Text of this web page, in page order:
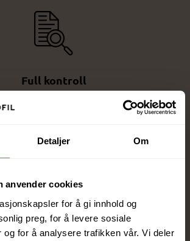
Detaljer Om
anvender cookies
for å gi innhold og
preg, for å levere sosiale
og for å analysere trafikken vår. Vi deler
Full kontroll
alltid korrektur før vi setter
produksjonsavdeling
sikrer høy kvalitet og raskere